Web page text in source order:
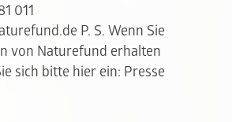
011
P. S. Wenn Sie
von Naturefund erhalten
sich bitte hier ein: Presse